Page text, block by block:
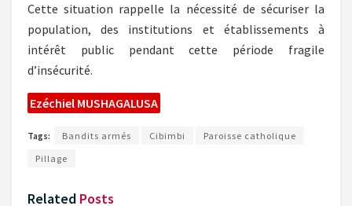
Cette situation rappelle la nécessité de sécuriser la
population, des institutions et établissements à
intérêt public pendant cette période fragile
d’insécurité.
Ezéchiel MUSHAGALUSA
Tags: Bandits armés Cibimbi
Paroisse catholique
Pillage
Related Posts